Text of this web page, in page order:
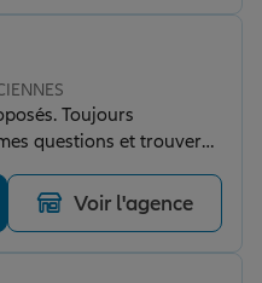
Toujours
questions et trouver
à mes besoins. Un
avec beaucoup de
Je recommande
Voir l'agence